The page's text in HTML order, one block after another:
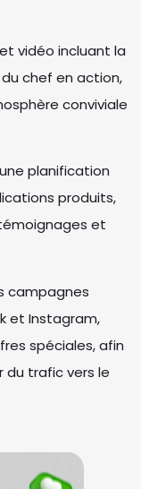
vidéo incluant la
chef en action,
conviviale
planification
produits,
et
campagnes
et Instagram,
spéciales, afin
du trafic vers le